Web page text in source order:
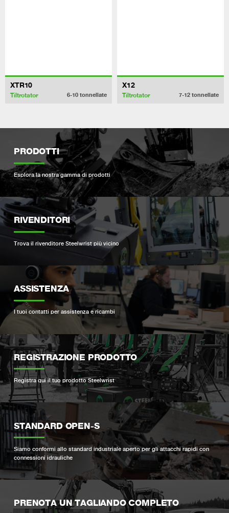
XTR10
Tiltrotator 6-10 tonnellate
X12
Tiltrotator 7-12 tonnellate
PRODOTTI
Esplora la nostra gamma di prodotti
RIVENDITORI
Trova il rivenditore Steelwrist più vicino
ASSISTENZA
I tuoi contatti per assistenza e ricambi
REGISTRAZIONE PRODOTTO
Registra qui il tuo prodotto Steelwrist
STANDARD OPEN-S
Siamo conformi allo standard industriale aperto per gli attacchi rapidi con
connessioni idrauliche
PRENOTA UN TAGLIANDO COMPLETO